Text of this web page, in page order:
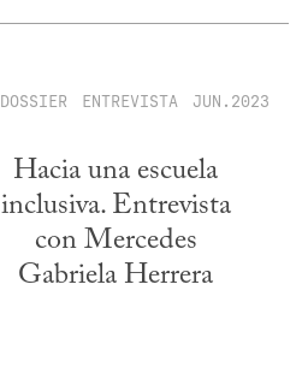
DOSSIER ENTREVISTA JUN.2023
Hacia una escuela
inclusiva. Entrevista
con Mercedes
Gabriela Herrera